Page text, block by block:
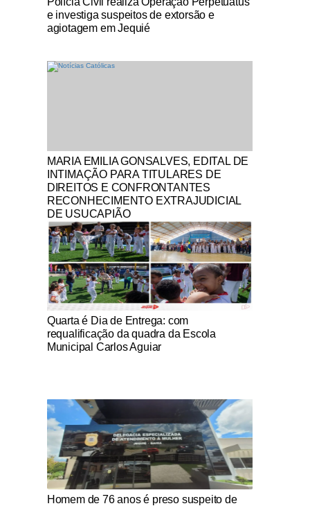
e investiga suspeitos de extorsão e
agiotagem em Jequié
Notícias Católicas
MARIA EMILIA GONSALVES, EDITAL DE
INTIMAÇÃO PARA TITULARES DE
DIREITOS E CONFRONTANTES
RECONHECIMENTO EXTRAJUDICIAL
DE USUCAPIÃO
Notícias Católicas
Quarta é Dia de Entrega: com
requalificação da quadra da Escola
Municipal Carlos Aguiar
Notícias Católicas
Homem de 76 anos é preso suspeito de